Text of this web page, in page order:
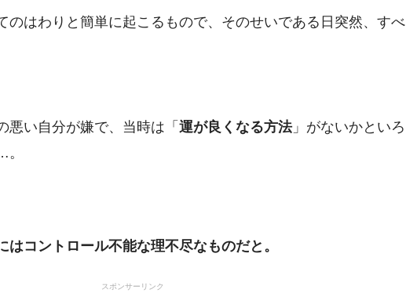
のはわりと簡単に起こるもので、そのせいである日突然、すべ
悪い自分が嫌で、当時は「 運が良くなる方法」がないかといろ
はコントロール不能な理不尽なものだと。
スポンサーリンク